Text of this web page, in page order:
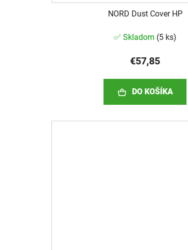
NORD Dust Cover HP
✅ Skladom (5 ks)
€57,85
DO KOŠÍKA